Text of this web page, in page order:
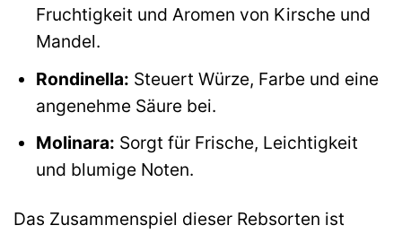
Fruchtigkeit und Aromen von Kirsche und
Mandel.
Rondinella: Steuert Würze, Farbe und eine
angenehme Säure bei.
Molinara: Sorgt für Frische, Leichtigkeit
und blumige Noten.
Das Zusammenspiel dieser Rebsorten ist